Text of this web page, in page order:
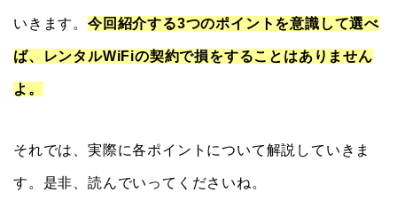
いきます。 今回紹介する3つのポイントを意識して選べ
ば、レンタルWiFiの契約で損をすることはありません
よ。
それでは、実際に各ポイントについて解説していきま
す。是非、読んでいってくださいね。